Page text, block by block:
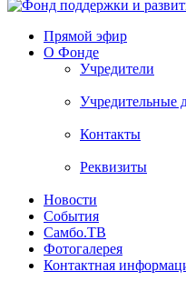
Прямой эфир
О Фонде
Учредители
Учредительные
Контакты
Реквизиты
Новости
События
Самбо.ТВ
Фотогалерея
Контактная